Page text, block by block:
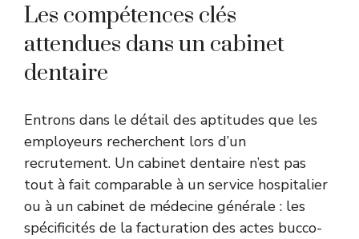
Les compétences clés
attendues dans un cabinet
dentaire
Entrons dans le détail des aptitudes que les
employeurs recherchent lors d’un
recrutement. Un cabinet dentaire n’est pas
tout à fait comparable à un service hospitalier
ou à un cabinet de médecine générale : les
spécificités de la facturation des actes bucco-